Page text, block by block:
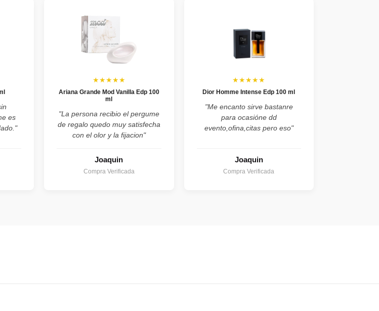
es
★★★★★
Ariana Grande Mod Vanilla Edp 100
ml
"La persona recibio el pergume
de regalo quedo muy satisfecha
con el olor y la fijacion"
Joaquin
Compra Verificada
★★★★★
Dior Homme Intense Edp 100 ml
"Me encanto sirve bastanre
para ocasióne dd
evento,ofina,citas pero eso"
Joaquin
Compra Verificada